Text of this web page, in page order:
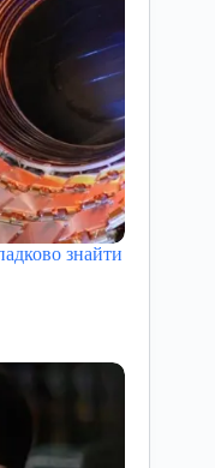
знайти